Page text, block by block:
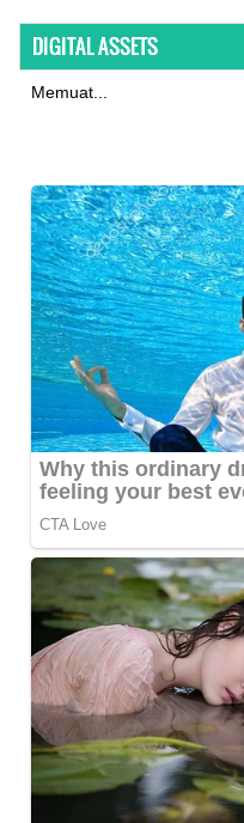
DIGITAL ASSETS
Memuat...